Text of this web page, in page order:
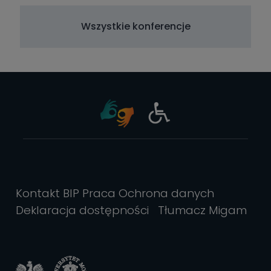
Wszystkie konferencje
Kontakt BIP Praca Ochrona danych
Deklaracja dostępności
Tłumacz Migam